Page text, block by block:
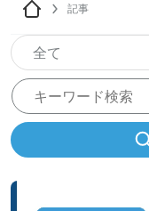
記事
全て